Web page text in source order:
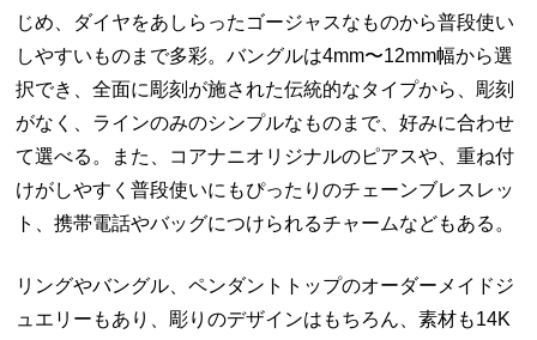
じめ、ダイヤをあしらったゴージャスなものから普段使い
しやすいものまで多彩。バングルは4mm〜12mm幅から選
択でき、全面に彫刻が施された伝統的なタイプから、彫刻
がなく、ラインのみのシンプルなものまで、好みに合わせ
て選べる。また、コアナニオリジナルのピアスや、重ね付
けがしやすく普段使いにもぴったりのチェーンブレスレッ
ト、携帯電話やバッグにつけられるチャームなどもある。
リングやバングル、ペンダントトップのオーダーメイドジ
ュエリーもあり、彫りのデザインはもちろん、素材も14K